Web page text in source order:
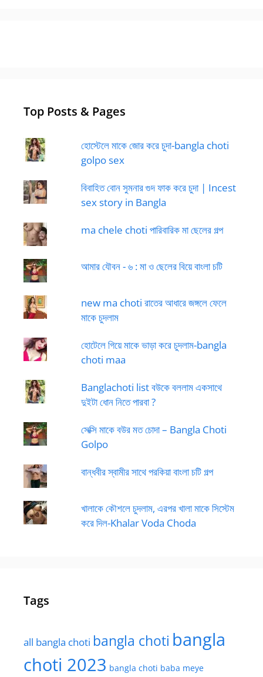
Top Posts & Pages
হোস্টেলে মাকে জোর করে চুদা-bangla choti
golpo sex
বিবাহিত বোন সুমনার গুদ ফাক করে চুদা | Incest
sex story in Bangla
ma chele choti পারিবারিক মা ছেলের গল্প
আমার যৌবন - ৬ : মা ও ছেলের বিয়ে বাংলা চটি
new ma choti রাতের আধারে জঙ্গলে ফেলে
মাকে চুদলাম
হোটেলে গিয়ে মাকে ভাড়া করে চুদলাম-bangla
choti maa
Banglachoti list বউকে বললাম একসাথে
দুইটা ধোন নিতে পারবা ?
সেক্সি মাকে বউর মত চোদা – Bangla Choti
Golpo
বান্ধবীর স্বামীর সাথে পরকিয়া বাংলা চটি গল্প
খালাকে কৌশলে চুদলাম, এরপর খালা মাকে সিস্টেম
করে দিল-Khalar Voda Choda
Tags
all bangla choti bangla choti bangla
choti 2023 bangla choti baba meye